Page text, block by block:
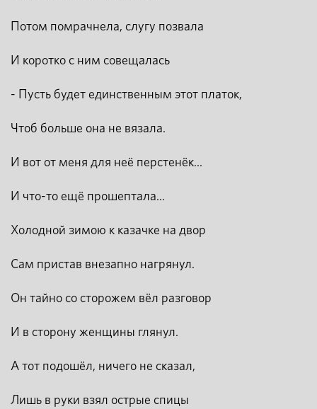
Потом помрачнела, слугу позвала
И коротко с ним совещалась
- Пусть будет единственным этот платок,
Чтоб больше она не вязала.
И вот от меня для неё перстенёк...
И что-то ещё прошептала...
Холодной зимою к казачке на двор
Сам пристав внезапно нагрянул.
Он тайно со сторожем вёл разговор
И в сторону женщины глянул.
А тот подошёл, ничего не сказал,
Лишь в руки взял острые спицы